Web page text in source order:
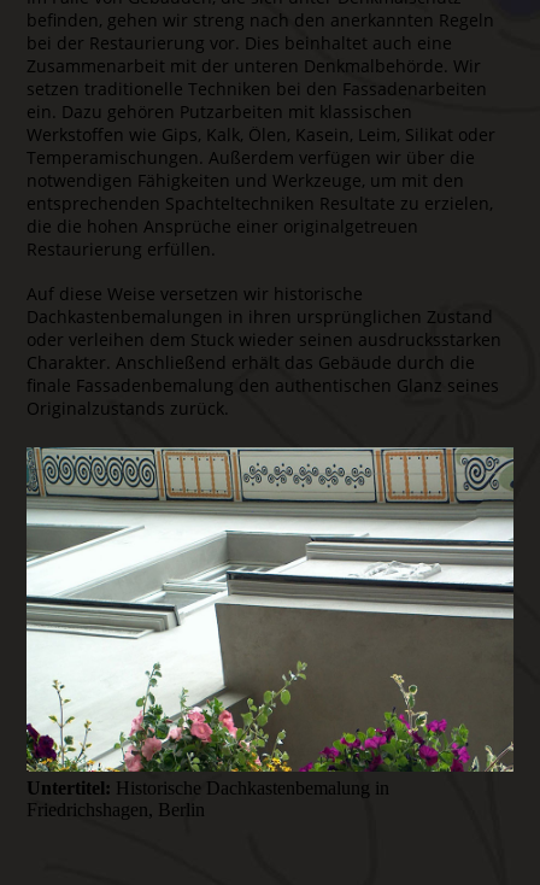
befinden, gehen wir streng nach den anerkannten Regeln
bei der Restaurierung vor. Dies beinhaltet auch eine
Zusammenarbeit mit der unteren Denkmalbehörde. Wir
setzen traditionelle Techniken bei den Fassadenarbeiten
ein. Dazu gehören Putzarbeiten mit klassischen
Werkstoffen wie Gips, Kalk, Ölen, Kasein, Leim, Silikat oder
Temperamischungen. Außerdem verfügen wir über die
notwendigen Fähigkeiten und Werkzeuge, um mit den
entsprechenden Spachteltechniken Resultate zu erzielen,
die die hohen Ansprüche einer originalgetreuen
Restaurierung erfüllen.
Auf diese Weise versetzen wir historische
Dachkastenbemalungen in ihren ursprünglichen Zustand
oder verleihen dem Stuck wieder seinen ausdrucksstarken
Charakter. Anschließend erhält das Gebäude durch die
finale Fassadenbemalung den authentischen Glanz seines
Originalzustands zurück.
Untertitel: Historische Dachkastenbemalung in
Friedrichshagen, Berlin